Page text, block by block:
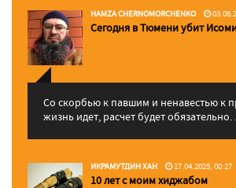
HAMZA CHERNOMORCHENKO
Сегодня в Тюмени убит
Со скорбью к павшим и ненавестью к
жизнь идет, расчет будет обязательно.
ИКРАМУТДИН ХАН 17.04.2025, 00:27
10 лет с моим хиджабом